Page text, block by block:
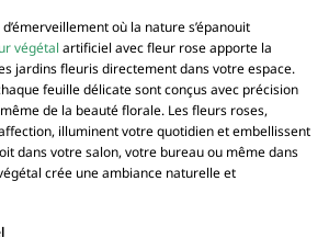
où la nature s’épanouit
végétal artificiel avec fleur rose apporte la
jardins fleuris directement dans votre espace.
feuille délicate sont conçus avec précision
de la beauté florale. Les fleurs roses,
illuminent votre quotidien et embellissent
dans votre salon, votre bureau ou même dans
crée une ambiance naturelle et